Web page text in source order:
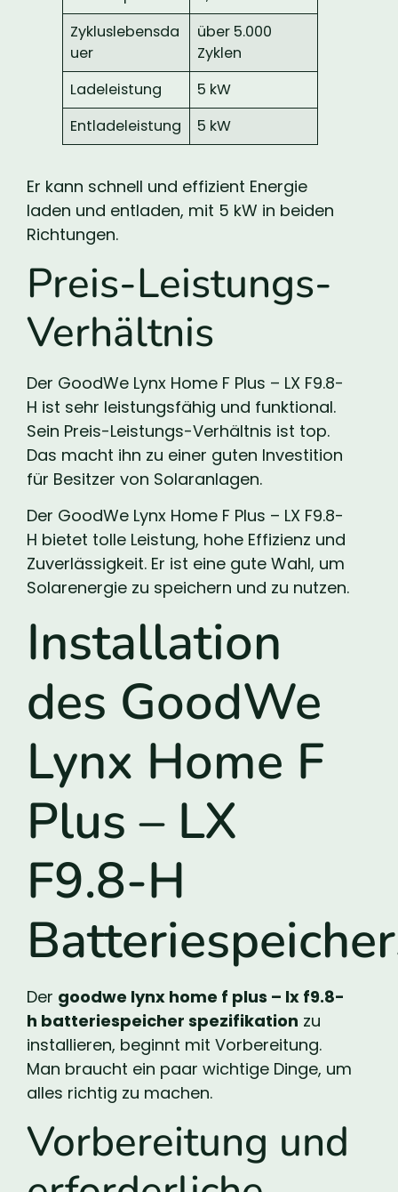
Zykluslebensda
uer
über 5.000
Zyklen
Ladeleistung
5 kW
Entladeleistung
5 kW
Er kann schnell und effizient Energie
laden und entladen, mit 5 kW in beiden
Richtungen.
Preis-Leistungs-
Verhältnis
Der GoodWe Lynx Home F Plus – LX F9.8-
H ist sehr leistungsfähig und funktional.
Sein Preis-Leistungs-Verhältnis ist top.
Das macht ihn zu einer guten Investition
für Besitzer von Solaranlagen.
Der GoodWe Lynx Home F Plus – LX F9.8-
H bietet tolle Leistung, hohe Effizienz und
Zuverlässigkeit. Er ist eine gute Wahl, um
Solarenergie zu speichern und zu nutzen.
Installation
des GoodWe
Lynx Home F
Plus – LX
F9.8-H
Der goodwe lynx home f plus – lx f9.8-
h batteriespeicher spezifikation zu
installieren, beginnt mit Vorbereitung.
Man braucht ein paar wichtige Dinge, um
alles richtig zu machen.
Vorbereitung und